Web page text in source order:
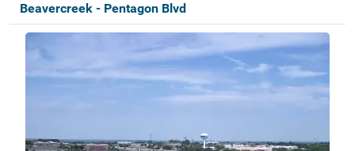
Beavercreek - Pentagon Blvd